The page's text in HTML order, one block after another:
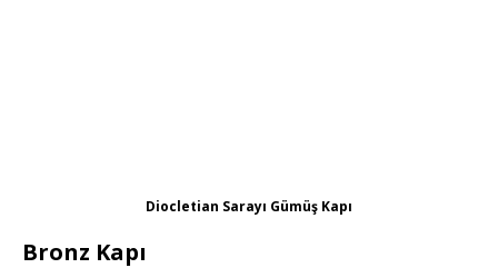
Diocletian Sarayı Gümüş Kapı
Bronz Kapı